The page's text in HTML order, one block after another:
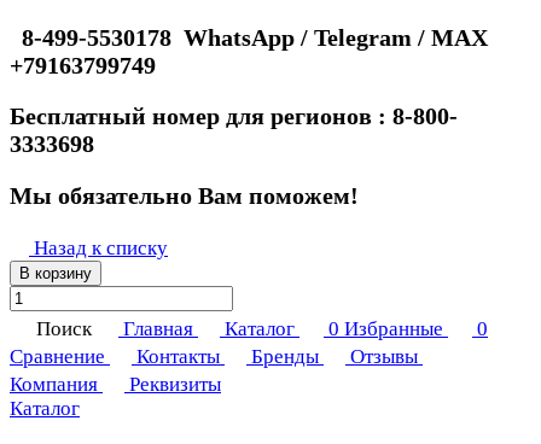
8-499-5530178 WhatsApp / Telegram / MAX
+79163799749
Бесплатный номер для регионов : 8-800-
3333698
Мы обязательно Вам поможем!
Назад к списку
В корзину
Поиск Главная Каталог 0 Избранные
0
Сравнение
Контакты Бренды
Отзывы
Компания
Реквизиты
Каталог